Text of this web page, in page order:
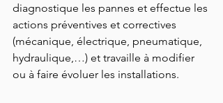
diagnostique les pannes et effectue les
actions préventives et correctives
(mécanique, électrique, pneumatique,
hydraulique,…) et travaille à modifier
ou à faire évoluer les installations.